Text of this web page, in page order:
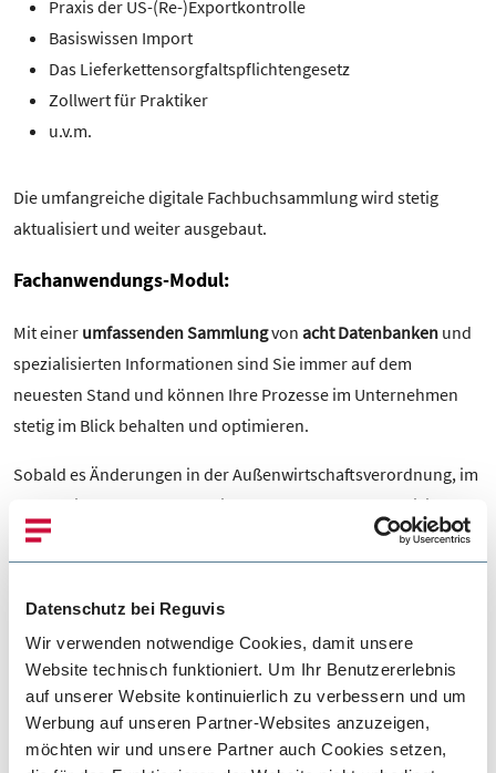
Datenschutz bei Reguvis
Wir verwenden notwendige Cookies, damit unsere
Website technisch funktioniert. Um Ihr Benutzererlebnis
auf unserer Website kontinuierlich zu verbessern und um
Werbung auf unseren Partner-Websites anzuzeigen,
möchten wir und unsere Partner auch Cookies setzen,
Praxis der US-(Re-)Exportkontrolle
Basiswissen Import
Das Lieferkettensorgfaltspflichtengesetz
Zollwert für Praktiker
u.v.m.
Die umfangreiche digitale Fachbuchsammlung wird stetig
aktualisiert und weiter ausgebaut.
Fachanwendungs-Modul:
Mit einer umfassenden Sammlungvon acht Datenbanken und
spezialisierten Informationen sind Sie immer auf dem
neuesten Stand und können Ihre Prozesse im Unternehmen
stetig im Blick behalten und optimieren.
Sobald es Änderungen in der Außenwirtschaftsverordnung, im
Außenwirtschaftsgesetz, Unionszollkodex oder aktualisierte
Sanktionspakete und Güterlisten oder weitere exportkontroll-
bzw. zollrechtliche Neuregelungen gibt, werden die
entsprechenden Normen in den Datenbanken aktualisiert.
die Normen mit verständlichen Erläuterungen von
namenhaften Experten ergänzt und werdensukzessiv
erweitert.